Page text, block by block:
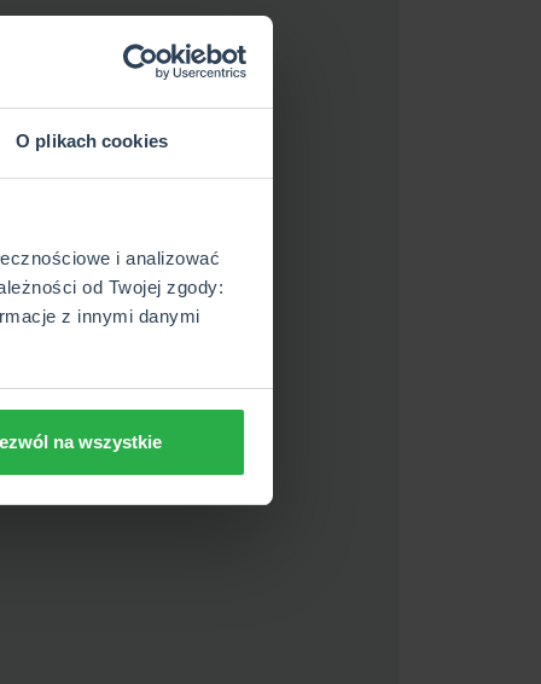
O plikach cookies
i analizować
od Twojej zgody:
z innymi danymi
na wszystkie